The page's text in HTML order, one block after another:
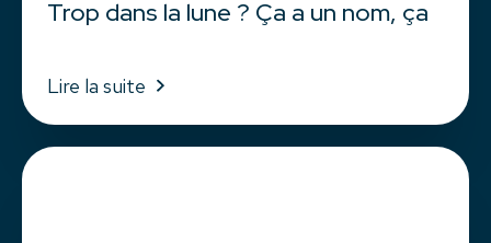
Trop dans la lune ? Ça a un nom, ça
Lire la suite